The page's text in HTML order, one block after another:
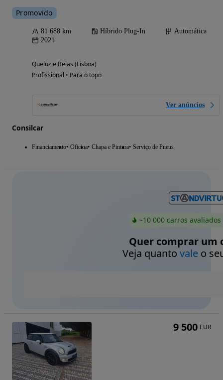
Promovido
81 688 km Híbrido Plug-In
Automática
2021
Queluz e Belas (Lisboa)
Profissional • Para o topo
Ver anúncios
Consilcar
Financiamento Oficina Chapa e Pintura Serviço de Pneus
~10 000 carros
Quer comprar um
Veja quanto valeo
9 500 EUR